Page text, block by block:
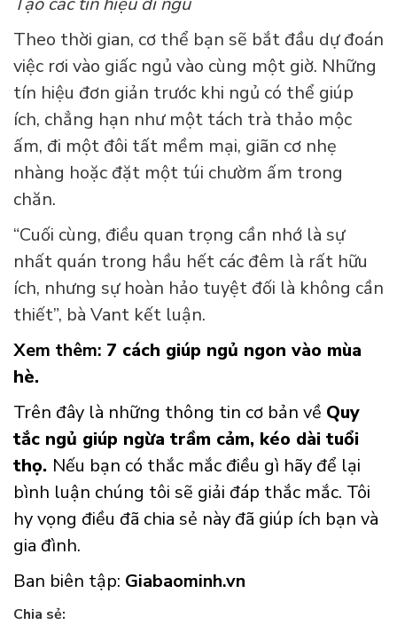
Theo thời gian, cơ thể bạn sẽ bắt đầu dự đoán
việc rơi vào giấc ngủ vào cùng một giờ. Những
tín hiệu đơn giản trước khi ngủ có thể giúp
ích, chẳng hạn như một tách trà thảo mộc
ấm, đi một đôi tất mềm mại, giãn cơ nhẹ
nhàng hoặc đặt một túi chườm ấm trong
chăn.
“Cuối cùng, điều quan trọng cần nhớ là sự
nhất quán trong hầu hết các đêm là rất hữu
ích, nhưng sự hoàn hảo tuyệt đối là không cần
thiết”, bà Vant kết luận.
Xem thêm: 7 cách giúp ngủ ngon vào mùa
hè.
Trên đây là những thông tin cơ bản về Quy
tắc ngủ giúp ngừa trầm cảm, kéo dài tuổi
thọ. Nếu bạn có thắc mắc điều gì hãy để lại
bình luận chúng tôi sẽ giải đáp thắc mắc. Tôi
hy vọng điều đã chia sẻ này đã giúp ích bạn và
gia đình.
Ban biên tập: Giabaominh.vn
Chia sẻ: